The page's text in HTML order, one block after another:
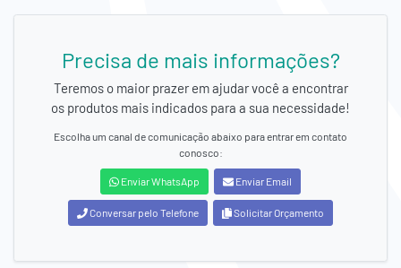
Precisa de mais informações?
Teremos o maior prazer em ajudar você a encontrar
os produtos mais indicados para a sua necessidade!
Escolha um canal de comunicação abaixo para entrar em contato
conosco:
Enviar WhatsApp Enviar Email
Conversar pelo Telefone Solicitar Orçamento